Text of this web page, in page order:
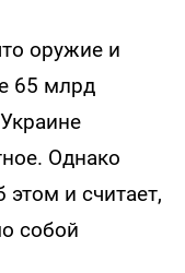
оружие и
65 млрд
Однако
и считает,
собой